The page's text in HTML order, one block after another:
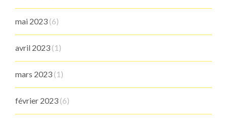
mai 2023 (6)
avril 2023 (1)
mars 2023 (1)
février 2023 (6)